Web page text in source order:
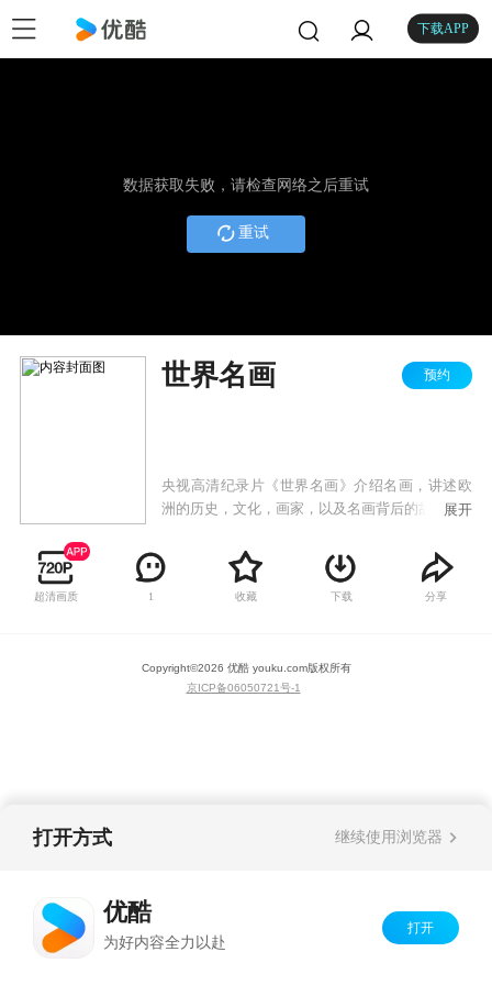
下载APP
数据获取失败，请检查网络之后重试
重试
世界名画 预约
央视高清纪录片《世界名画》介绍名画，讲述欧
洲的历史，文化，画家，以及名画背后的故事。展开
超清画质 1 收藏 下载 分享
Copyright©2026 优酷 youku.com版权所有
京ICP备06050721号-1
打开方式 继续使用浏览器
优酷
为好内容全力以赴
打开